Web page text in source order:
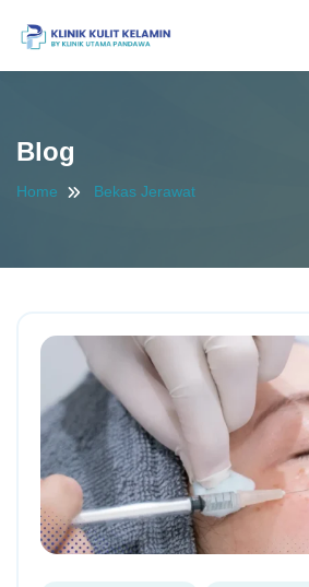
Blog
Home Bekas Jerawat